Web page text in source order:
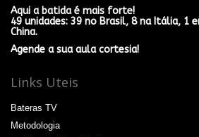
Aqui a batida é mais forte!
49 unidades: 39 no Brasil, 8 na Itália, 1
China.
Agende a sua aula cortesia!
Links Uteis
Bateras TV
Metodologia